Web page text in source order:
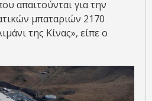
απαιτούνται για την
μπαταριών 2170
της Κίνας», είπε ο